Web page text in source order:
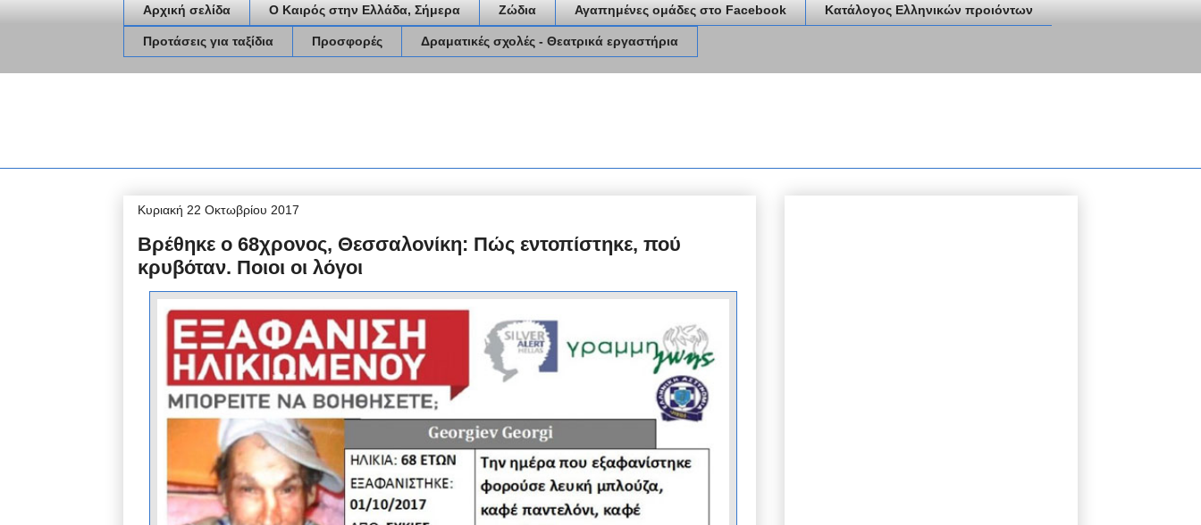
Αρχική σελίδα Ο Καιρός στην Ελλάδα, Σήμερα Ζώδια Αγαπημένες ομάδες στο Facebook Κατάλογος Ελληνικών προιόντων
Προτάσεις για ταξίδια Προσφορές Δραματικές σχολές - Θεατρικά εργαστήρια
Κυριακή 22 Οκτωβρίου 2017
Βρέθηκε ο 68χρονος, Θεσσαλονίκη: Πώς εντοπίστηκε, πού
κρυβόταν. Ποιοι οι λόγοι